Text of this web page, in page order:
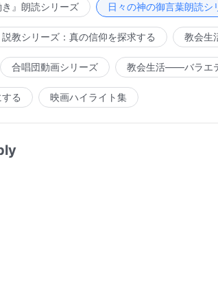
に献身するならば、神はあなたを好意の
、知識が豊富で、有り余るほどの資産の
求することを行うために、神の前に出て
で最も意義深く、人類の間で最も正しい
らば、あなたの為すことはすべて神によ
あるいは科学者、牧師、長老かもしれな
業に着手するならば、あなたはいつも
入れず、あなたの実績が正しいものとは
『神の出現と働き』「
人類が神を礼拝すれば人
り離すことはできない。人類の歴史は神
き』朗読シリーズ 日々の神の御言葉朗読シ
説教シリーズ：真の信仰を探求する 教会生
合唱団動画シリーズ 教会生活――バラエ
る 映画ハイライト集